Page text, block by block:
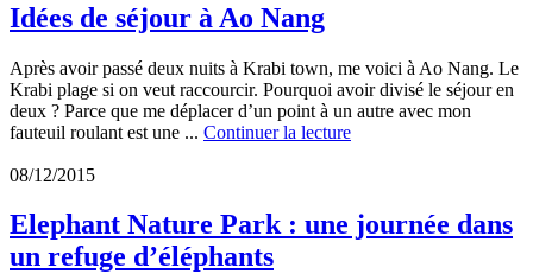
Idées de séjour à Ao Nang
Après avoir passé deux nuits à Krabi town, me voici à Ao Nang. Le
Krabi plage si on veut raccourcir. Pourquoi avoir divisé le séjour en
deux ? Parce que me déplacer d’un point à un autre avec mon
fauteuil roulant est une ... Continuer la lecture
08/12/2015
Elephant Nature Park : une journée dans
un refuge d’éléphants